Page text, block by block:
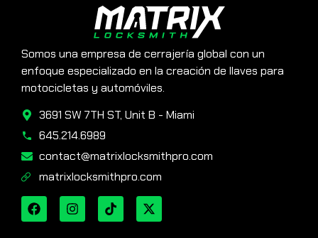
Somos una empresa de cerrajería global con un
enfoque especializado en la creación de llaves para
motocicletas y automóviles.
3691 SW 7TH ST, Unit B - Miami
645.214.6989
contact@matrixlocksmithpro.com
matrixlocksmithpro.com